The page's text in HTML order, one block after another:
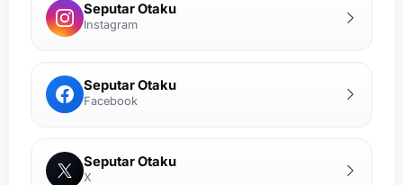
Seputar Otaku
Instagram
Seputar Otaku
Facebook
Seputar Otaku
X